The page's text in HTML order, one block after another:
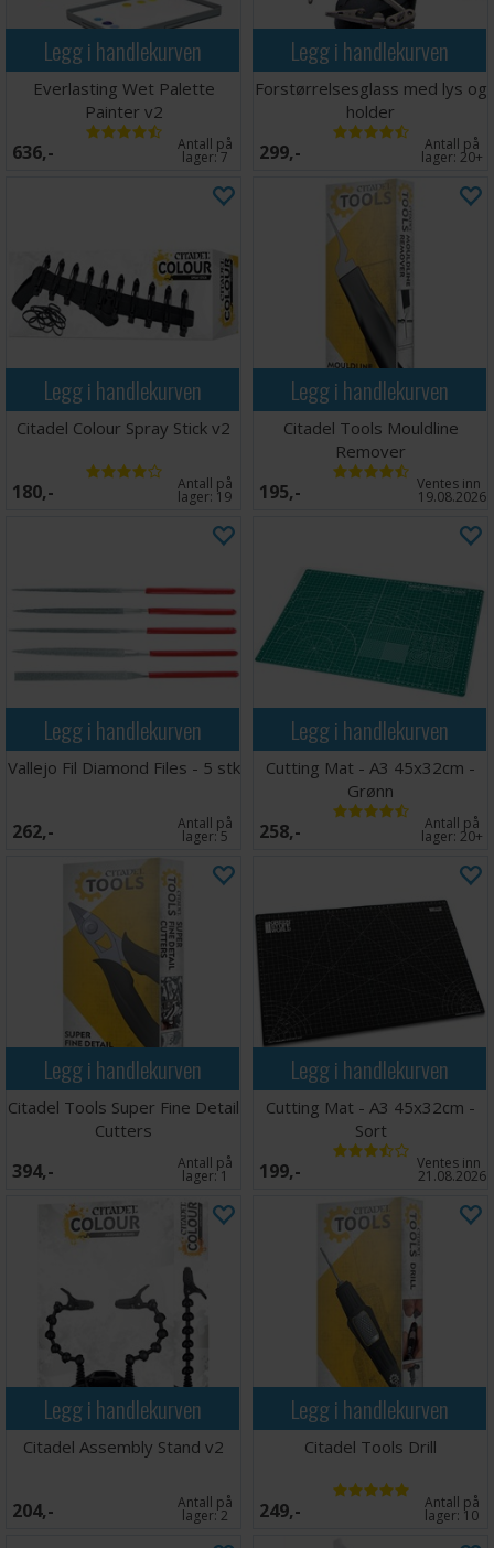
Legg i handlekurven
Everlasting Wet Palette
Painter v2
636,- Antall på
lager:7
Legg i handlekurven
Forstørrelsesglass med lys og
holder
299,- Antall på
lager: 20+
Legg i handlekurven
Citadel Colour Spray Stick v2
180,- Antall på
lager: 19
Legg i handlekurven
Citadel Tools Mouldline
Remover
195,- Ventes inn
19.08.2026
Legg i handlekurven
Vallejo Fil Diamond Files - 5 stk
262,- Antall på
lager:5
Legg i handlekurven
Cutting Mat - A3 45x32cm -
Grønn
258,- Antall på
lager: 20+
Legg i handlekurven
Citadel Tools Super Fine Detail
Cutters
394,- Antall på
lager:1
Legg i handlekurven
Cutting Mat - A3 45x32cm -
Sort
199,- Ventes inn
21.08.2026
Legg i handlekurven
Citadel Assembly Stand v2
204,- Antall på
lager:2
Legg i handlekurven
Citadel Tools Drill
249,- Antall på
lager: 10